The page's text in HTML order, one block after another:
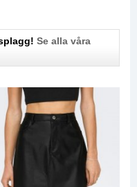
Se alla våra